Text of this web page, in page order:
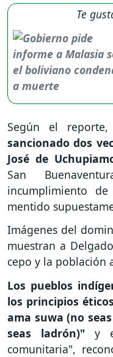
Te
Según el reporte,
sancionado dos
José de
San
incumplimiento
mentido
Imágenes del
muestran a
cepo y la población
Los pueblos
los principios
ama suwa (no
seas ladrón)" y
comunitaria",